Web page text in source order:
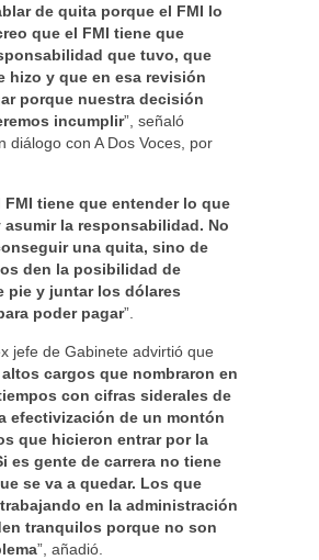
de quita porque el FMI lo
que el FMI tiene que
que tuvo, que
hizo y que en esa revisión
porque nuestra decisión
incumplir”, señaló
diálogo con A Dos Voces, por
FMI tiene que entender lo que
asumir la responsabilidad. No
una quita, sino de
den la posibilidad de
pie y juntar los dólares
poder pagar”.
jefe de Gabinete advirtió que
cargos que nombraron en
con cifras siderales de
efectivización de un montón
que hicieron entrar por la
es gente de carrera no tiene
se va a quedar. Los que
en la administración
tranquilos porque no son
”, añadió.